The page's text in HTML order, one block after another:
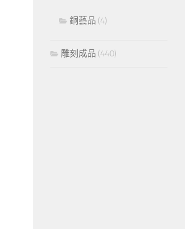
銅藝品 (4)
雕刻成品 (440)